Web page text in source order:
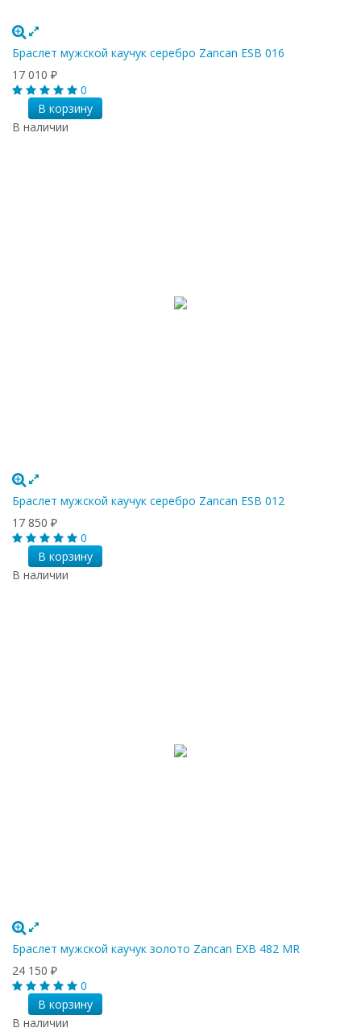
Браслет мужской каучук серебро Zancan ESB 016
17 010 ₽
0
В корзину
В наличии
Браслет мужской каучук серебро Zancan ESB 012
17 850 ₽
0
В корзину
В наличии
Браслет мужской каучук золото Zancan EXB 482 MR
24 150 ₽
0
В корзину
В наличии